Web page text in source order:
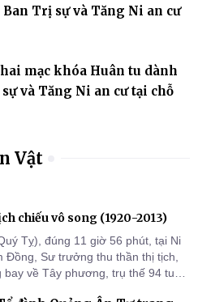
Trị sự và Tăng Ni an cư
mạc khóa Huân tu dành
và Tăng Ni an cư tại chỗ
Vật
chiếu vô song (1920-2013)
Tỵ), đúng 11 giờ 56 phút, tại Ni
Sư trưởng thu thần thị tịch,
về Tây phương, trụ thế 94 tuổi